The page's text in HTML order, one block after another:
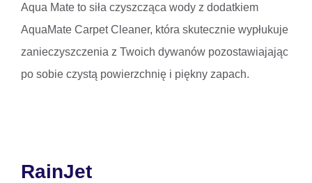
Aqua Mate to siła czyszcząca wody z dodatkiem
AquaMate Carpet Cleaner, która skutecznie wypłukuje
zanieczyszczenia z Twoich dywanów pozostawiajając
po sobie czystą powierzchnię i piękny zapach.
RainJet